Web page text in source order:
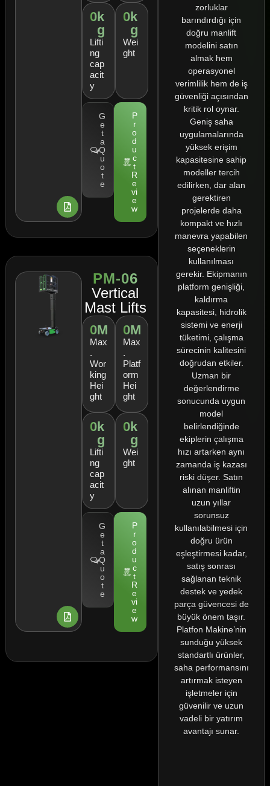
0k
g
Lifti
ng
cap
acit
y
0k
g
Wei
ght
G
e
t
a
Q
u
o
t
e
P
r
o
d
u
c
t
R
e
vi
e
w
PM-06
Vertical
Mast Lifts
0M
Max
.
Wor
king
Hei
ght
0M
Max
.
Platf
orm
Hei
ght
0k
g
Lifti
ng
cap
acit
y
0k
g
Wei
ght
G
e
t
a
Q
u
o
t
e
P
r
o
d
u
c
t
R
e
vi
e
w
zorluklar
barındırdığı için
doğru manlift
modelini satın
almak hem
operasyonel
verimlilik hem de iş
güvenliği açısından
kritik rol oynar.
Geniş saha
uygulamalarında
yüksek erişim
kapasitesine sahip
modeller tercih
edilirken, dar alan
gerektiren
projelerde daha
kompakt ve hızlı
manevra yapabilen
seçeneklerin
kullanılması
gerekir. Ekipmanın
platform genişliği,
kaldırma
kapasitesi, hidrolik
sistemi ve enerji
tüketimi, çalışma
sürecinin kalitesini
doğrudan etkiler.
Uzman bir
değerlendirme
sonucunda uygun
model
belirlendiğinde
ekiplerin çalışma
hızı artarken aynı
zamanda iş kazası
riski düşer. Satın
alınan manliftin
uzun yıllar
sorunsuz
kullanılabilmesi için
doğru ürün
eşleştirmesi kadar,
satış sonrası
sağlanan teknik
destek ve yedek
parça güvencesi de
büyük önem taşır.
Platfon Makine’nin
sunduğu yüksek
standartlı ürünler,
saha performansını
artırmak isteyen
işletmeler için
güvenilir ve uzun
vadeli bir yatırım
avantajı sunar.